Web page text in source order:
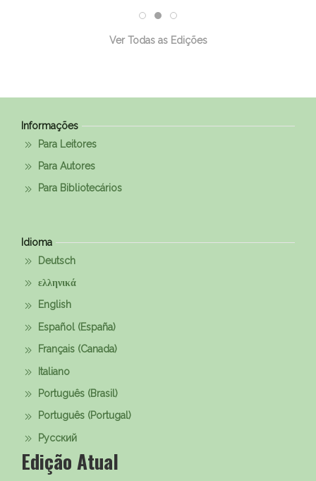
Ver Todas as Edições
Informações
Para Leitores
Para Autores
Para Bibliotecários
Idioma
Deutsch
ελληνικά
English
Español (España)
Français (Canada)
Italiano
Português (Brasil)
Português (Portugal)
Русский
Edição Atual